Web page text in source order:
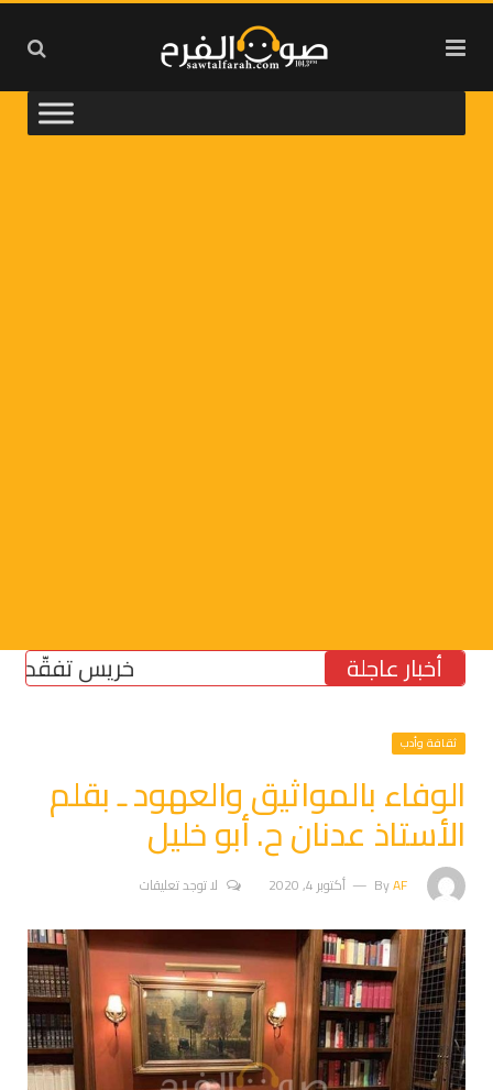
أخبار عاجلة خريس تفقّد مركز
ثقافة وأدب
الوفاء بالمواثيق والعهود ـ بقلم
الأستاذ عدنان ح. أبو خليل
ByAF أكتوبر 4, 2020 لا توجد تعليقات